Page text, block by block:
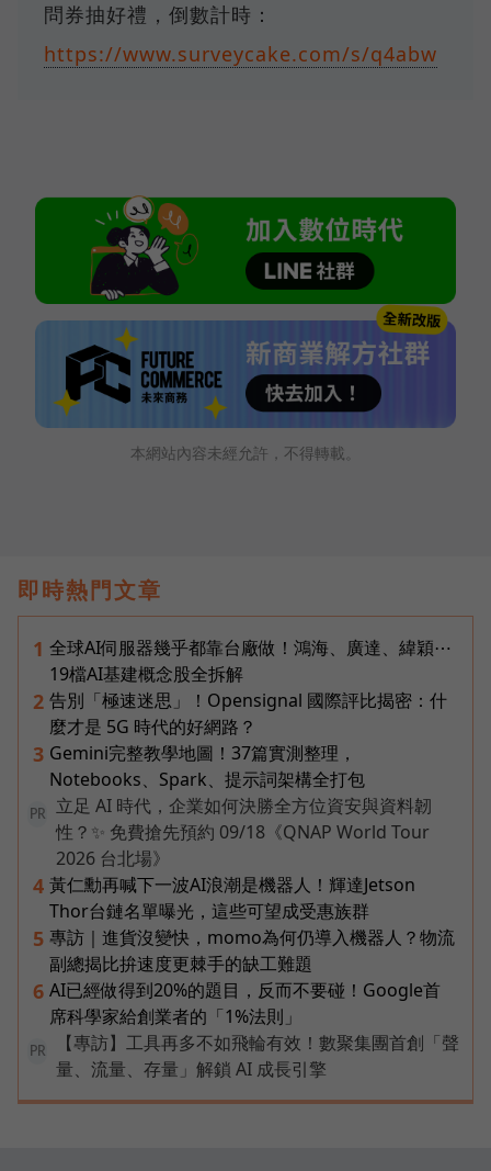
問券抽好禮，倒數計時：
https://www.surveycake.com/s/q4abw
本網站內容未經允許，不得轉載。
即時熱門文章
1 全球AI伺服器幾乎都靠台廠做！鴻海、廣達、緯穎⋯
19檔AI基建概念股全拆解
2 告別「極速迷思」！Opensignal 國際評比揭密：什
麼才是 5G 時代的好網路？
3 Gemini完整教學地圖！37篇實測整理，
Notebooks、Spark、提示詞架構全打包
PR
立足 AI 時代，企業如何決勝全方位資安與資料韌
性？✨ 免費搶先預約 09/18《QNAP World Tour
2026 台北場》
4 黃仁勳再喊下一波AI浪潮是機器人！輝達Jetson
Thor台鏈名單曝光，這些可望成受惠族群
5 專訪｜進貨沒變快，momo為何仍導入機器人？物流
副總揭比拚速度更棘手的缺工難題
6 AI已經做得到20%的題目，反而不要碰！Google首
席科學家給創業者的「1%法則」
PR
【專訪】工具再多不如飛輪有效！數聚集團首創「聲
量、流量、存量」解鎖 AI 成長引擎